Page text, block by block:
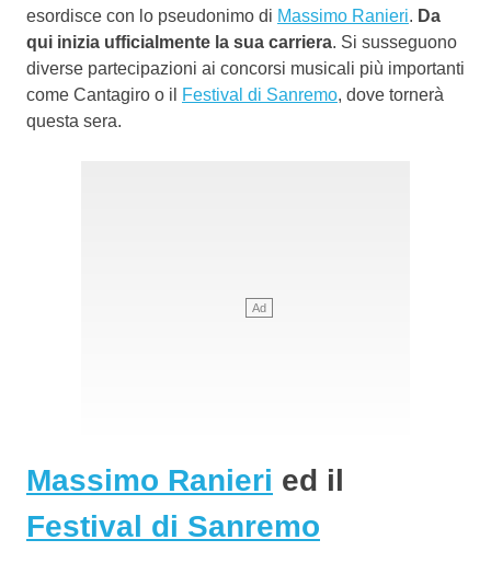
esordisce con lo pseudonimo di Massimo Ranieri. Da
qui inizia ufficialmente la sua carriera. Si susseguono
diverse partecipazioni ai concorsi musicali più importanti
come Cantagiro o il
Festival di Sanremo, dove tornerà
questa sera.
Massimo Ranieri ed il
Festival di Sanremo